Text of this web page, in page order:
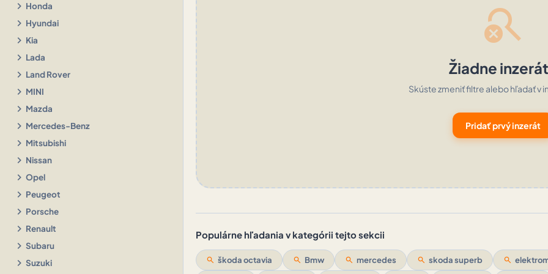
chevron_right Honda
chevron_right Hyundai
chevron_right Kia
chevron_right Lada
chevron_right Land Rover
chevron_right MINI
chevron_right Mazda
chevron_right Mercedes-Benz
chevron_right Mitsubishi
chevron_right Nissan
chevron_right Opel
chevron_right Peugeot
chevron_right Porsche
chevron_right Renault
chevron_right Subaru
chevron_right Suzuki
search_off
Žiadne
Skúste zmeniť filtre alebo hľadať v
Pridať prvý inzerát
Populárne hľadania v kategórii tejto sekcii
search škoda octavia search Bmw search mercedes search skoda superb search